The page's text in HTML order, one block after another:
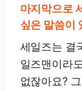
마지막으로
싶은 말씀이
세일즈는 결
일즈맨이라
없잖아요?